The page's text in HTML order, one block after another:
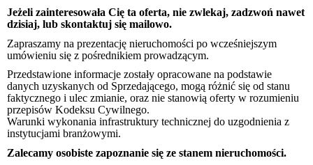
Jeżeli zainteresowała Cię ta oferta, nie zwlekaj, zadzwoń nawet
dzisiaj, lub skontaktuj się mailowo.
Zapraszamy na prezentację nieruchomości po wcześniejszym
umówieniu się z pośrednikiem prowadzącym.
Przedstawione informacje zostały opracowane na podstawie
danych uzyskanych od Sprzedającego, mogą różnić się od stanu
faktycznego i ulec zmianie, oraz nie stanowią oferty w rozumieniu
przepisów Kodeksu Cywilnego.
Warunki wykonania infrastruktury technicznej do uzgodnienia z
instytucjami branżowymi.
Zalecamy osobiste zapoznanie się ze stanem nieruchomości.